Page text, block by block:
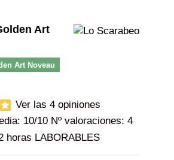
Art
Art Noveau
Ver las 4 opiniones
10/10 Nº valoraciones: 4
horas LABORABLES